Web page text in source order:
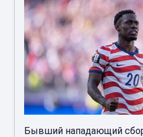
Бывший нападающий